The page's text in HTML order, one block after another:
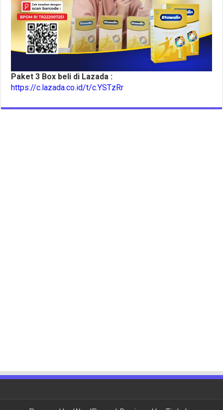
Paket 3 Box beli di Lazada :
https://c.lazada.co.id/t/c.YSTzRr